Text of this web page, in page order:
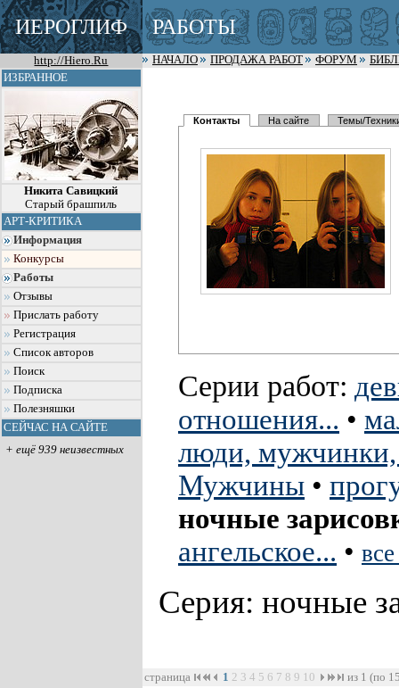
ИЕРОГЛИФ РАБОТЫ
http://Hiero.Ru НАЧАЛО ПРОДАЖА РАБОТ ФОРУМ
ИЗБРАННОЕ
Никита Савицкий
Старый брашпиль
АРТ-КРИТИКА
Информация
Конкурсы
Работы
Отзывы
Прислать работу
Регистрация
Список авторов
Поиск
Подписка
Полезняшки
СЕЙЧАС НА САЙТЕ
+ ещё 939 неизвестных
Контакты На сайте Темы/
Серии работ:
отношения... •
люди,
Мужчины •
ночные
ангельское... •
Серия: ночные
страница 1 2 3 4 5 6 7 8 9 10 из 1 (по